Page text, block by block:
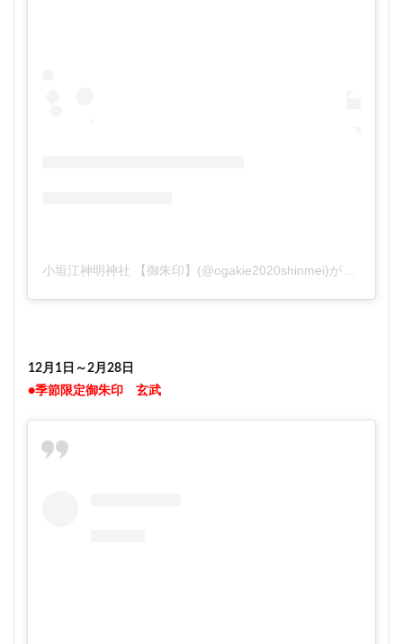
12月1日～2月28日
●季節限定御朱印 玄武